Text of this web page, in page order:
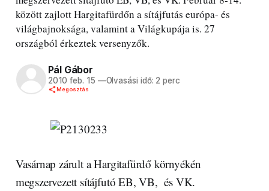
között zajlott Hargitafürdőn a sítájfutás európa- és
világbajnoksága, valamint a Világkupája is. 27
országból érkeztek versenyzők.
Pál Gábor
2010 feb. 15 —Olvasási idő: 2 perc
Megosztás
Vasárnap zárult a Hargitafürdő környékén
megszervezett sítájfutó EB, VB, és VK.